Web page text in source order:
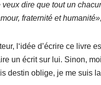
dire que tout un
fraternité et
l‘idée d’écrire ce livre
un écrit sur lui. Sinon,
destin oblige, je me suis